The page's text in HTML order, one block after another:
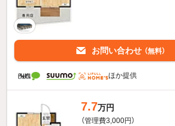
お問い合わせ （無料）
ほか提供
7.7万円
（管理費3,000円）